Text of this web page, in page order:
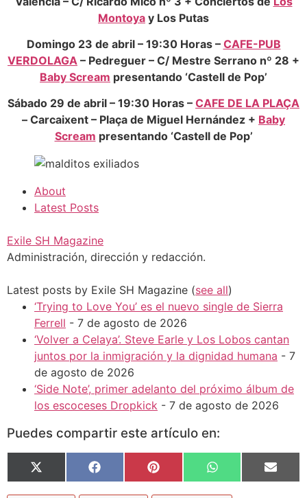
Montoya y Los Putas
Domingo 23 de abril – 19:30 Horas – CAFE-PUB
VERDOLAGA – Pedreguer – C/ Mestre Serrano nº 28 +
Baby Scream presentando ‘Castell de Pop’
Sábado 29 de abril – 19:30 Horas – CAFE DE LA PLAÇA
– Carcaixent – Plaça de Miguel Hernández + Baby
Scream presentando ‘Castell de Pop’
About
Latest Posts
Exile SH Magazine
Administración, dirección y redacción.
Latest posts by Exile SH Magazine (see all)
‘Trying to Love You’ es el nuevo single de Sierra
Ferrell - 7 de agosto de 2026
‘Volver a Celaya’. Steve Earle y Los Lobos cantan
juntos por la inmigración y la dignidad humana - 7
de agosto de 2026
‘Side Note’, primer adelanto del próximo álbum de
los escoceses Dropkick - 7 de agosto de 2026
Puedes compartir este artículo en:
X
(Twitter)
Facebook Pinterest WhatsApp Email